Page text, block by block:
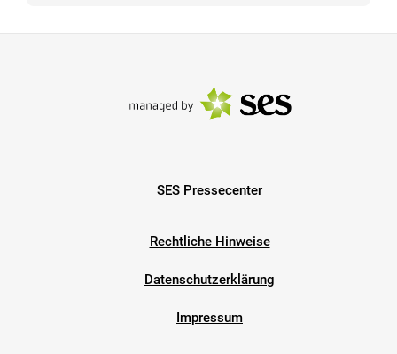
SES Pressecenter
Rechtliche Hinweise
Datenschutzerklärung
Impressum